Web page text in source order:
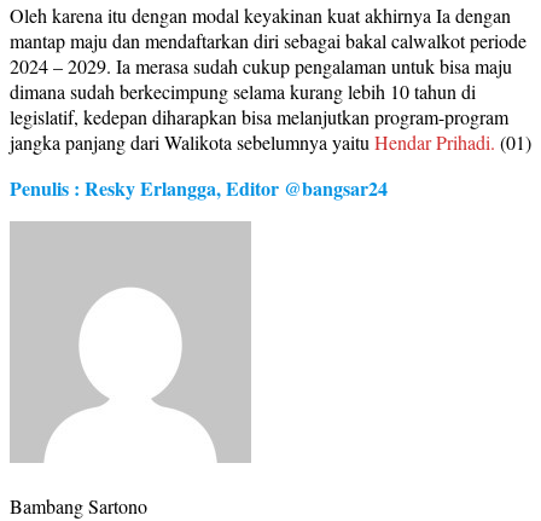
Oleh karena itu dengan modal keyakinan kuat akhirnya Ia dengan
mantap maju dan mendaftarkan diri sebagai bakal calwalkot periode
2024 – 2029. Ia merasa sudah cukup pengalaman untuk bisa maju
dimana sudah berkecimpung selama kurang lebih 10 tahun di
legislatif, kedepan diharapkan bisa melanjutkan program-program
jangka panjang dari Walikota sebelumnya yaitu Hendar Prihadi. (01)
Penulis : Resky Erlangga, Editor @bangsar24
Bambang Sartono